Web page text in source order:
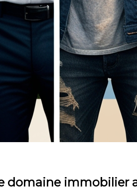
domaine immobilier